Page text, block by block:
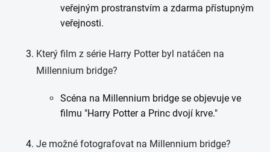
veřejným prostranstvím a zdarma přístupným
veřejnosti.
Který film z série Harry Potter byl natáčen na
Millennium bridge?
Scéna na Millennium bridge se objevuje ve
filmu "Harry Potter a Princ dvojí krve."
Je možné fotografovat na Millennium bridge?